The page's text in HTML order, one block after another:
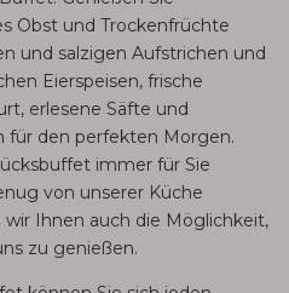
Obst und Trockenfrüchte
und salzigen Aufstrichen und
Eierspeisen, frische
erlesene Säfte und
für den perfekten Morgen.
immer für Sie
von unserer Küche
Ihnen auch die Möglichkeit,
zu genießen.